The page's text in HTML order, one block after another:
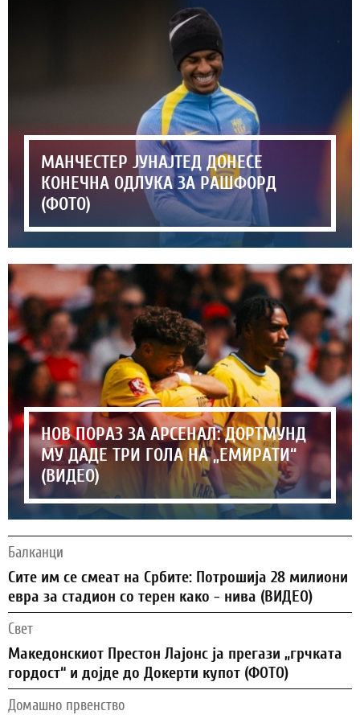
МАНЧЕСТЕР ЈУНАЈТЕД ДОНЕСЕ
КОНЕЧНА ОДЛУКА ЗА РАШФОРД
(ФОТО)
НОВ ПОРАЗ ЗА АРСЕНАЛ: ДОРТМУНД
МУ ДАДЕ ТРИ ГОЛА НА „ЕМИРАТИ“
(ВИДЕО)
Балканци
Сите им се смеат на Србите: Потрошија 28 милиони
евра за стадион со терен како - нива (ВИДЕО)
Свет
Македонскиот Престон Лајонс ја прегази „грчката
гордост“ и дојде до Докерти купот (ФОТО)
Домашно првенство